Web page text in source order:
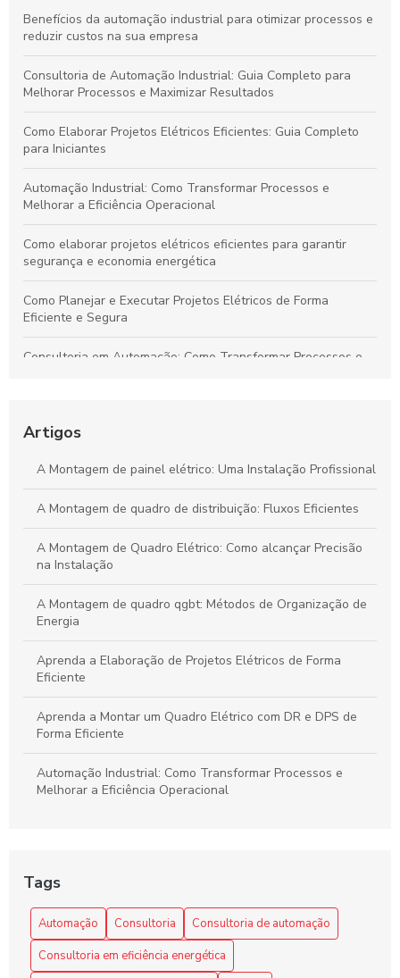
Benefícios da automação industrial para otimizar processos e
reduzir custos na sua empresa
Consultoria de Automação Industrial: Guia Completo para
Melhorar Processos e Maximizar Resultados
Como Elaborar Projetos Elétricos Eficientes: Guia Completo
para Iniciantes
Automação Industrial: Como Transformar Processos e
Melhorar a Eficiência Operacional
Como elaborar projetos elétricos eficientes para garantir
segurança e economia energética
Como Planejar e Executar Projetos Elétricos de Forma
Eficiente e Segura
Consultoria em Automação: Como Transformar Processos e
na Sua Indústria
Transforme Seu Negócio e Maximize a Eficiência com
Consultoria em Automação
Guia Definitivo para Criar Projetos Elétricos Sustentáveis e de
Alta Eficiência
Artigos
A Montagem de painel elétrico: Uma Instalação Profissional
A Montagem de quadro de distribuição: Fluxos Eficientes
A Montagem de Quadro Elétrico: Como alcançar Precisão
na Instalação
A Montagem de quadro qgbt: Métodos de Organização de
Energia
Aprenda a Elaboração de Projetos Elétricos de Forma
Eficiente
Aprenda a Montar um Quadro Elétrico com DR e DPS de
Forma Eficiente
Automação Industrial: Como Transformar Processos e
Melhorar a Eficiência Operacional
Benefícios da automação industrial para otimizar processos
Como a Consultoria de Automação Pode Revolucionar Seu
Negócio
Tags
Automação Consultoria
Consultoria de automação
Consultoria em eficiência energética